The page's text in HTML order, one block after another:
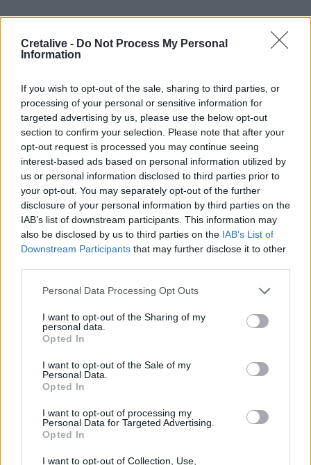
Cretalive - Do Not Process My Personal
Information
If you wish to opt-out of the sale, sharing to third parties, or
processing of your personal or sensitive information for
targeted advertising by us, please use the below opt-out
section to confirm your selection. Please note that after your
opt-out request is processed you may continue seeing
interest-based ads based on personal information utilized by
us or personal information disclosed to third parties prior to
your opt-out. You may separately opt-out of the further
disclosure of your personal information by third parties on the
IAB’s list of downstream participants. This information may
also be disclosed by us to third parties on the IAB’s List of
Downstream Participants that may further disclose it to other
Personal Data Processing Opt Outs
I want to opt-out of the Sharing of my
personal data.
Opted In
I want to opt-out of the Sale of my
Personal Data.
Opted In
I want to opt-out of processing my
Personal Data for Targeted Advertising.
Opted In
I want to opt-out of Collection, Use,
Σελιδοποίηση
Προηγούμενη σελίδα
Current page
1 Next page
Ροή ειδήσεων Δημοφιλή
19:03
Ιερόσυλοι βανδάλισαν το εκκλησάκι της
Μεταμορφώσεως του Σωτήρος στον Σαρωνικό
18:59
ΗΠΑ: 23.000 θέσεις λιγότερες θέσεις εργασίας τον
ανάλυση με πολιτική προπαγάνδα»
Οροπέδιο Λασιθίου: Στην τελική ευθεία για τους 45ους
Δικταίους Αγώνες
Κοζάνη: Φωτιά σε χορτολιβαδική έκταση στην Ερμακιά
18:26